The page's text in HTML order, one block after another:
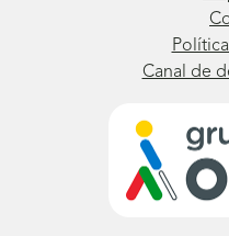
Canal de